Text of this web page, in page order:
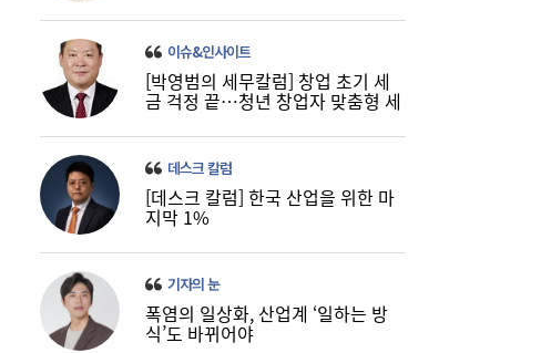
이슈&인사이트
[박영범의 세무칼럼] 창업 초기 세
금 걱정 끝…청년 창업자 맞춤형 세
데스크 칼럼
[데스크 칼럼] 한국 산업을 위한 마
지막 1%
기자의 눈
폭염의 일상화, 산업계 ‘일하는 방
식’도 바뀌어야